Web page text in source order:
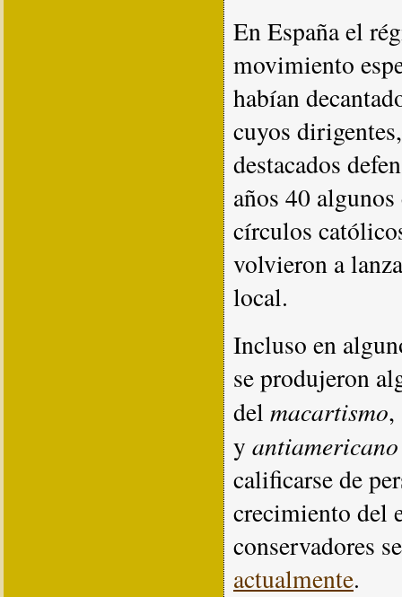
En España el
movimiento
habían
cuyos
destacados
años 40
círculos
volvieron a
local.
Incluso en
se produjeron
del macartismo,
y
calificarse de
crecimiento del
conservadores
actualmente.